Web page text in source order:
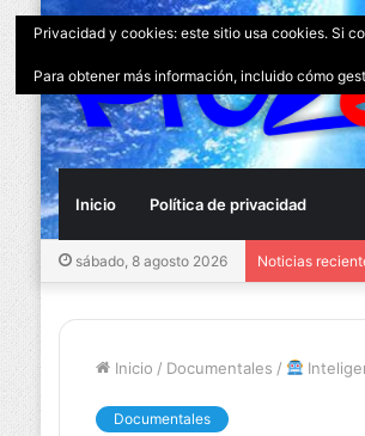
Inicio Política de privacidad
sábado, 8 agosto 2026 Noticias
Inicio / Documentales /
Documentales
Privacidad y cookies: este sitio usa cookies. Si
Para obtener más información, incluido cómo